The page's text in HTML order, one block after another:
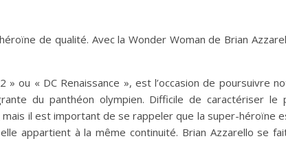
de qualité. Avec la Wonder Woman de Brian
ou « DC Renaissance », est l’occasion de poursuivre
du panthéon olympien. Difficile de caractériser
il est important de se rappeler que la super-héroïne
appartient à la même continuité. Brian Azzarello se